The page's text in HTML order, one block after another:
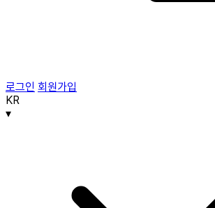
로그인 회원가입
KR
▾